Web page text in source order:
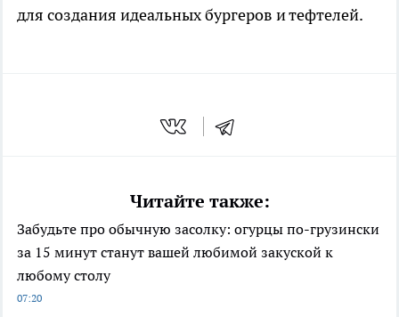
для создания идеальных бургеров и тефтелей.
Читайте также:
Забудьте про обычную засолку: огурцы по-грузински
за 15 минут станут вашей любимой закуской к
любому столу
07:20